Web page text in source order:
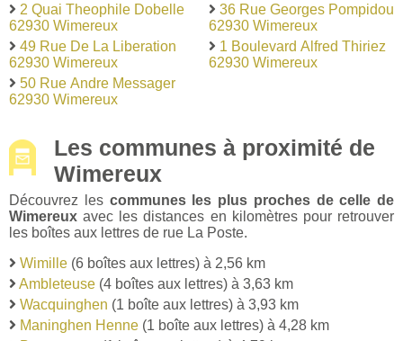
2 Quai Theophile Dobelle
62930 Wimereux
49 Rue De La Liberation
62930 Wimereux
50 Rue Andre Messager
62930 Wimereux
36 Rue Georges Pompidou
62930 Wimereux
1 Boulevard Alfred Thiriez
62930 Wimereux
Les communes à proximité de
Wimereux
Découvrez les communes les plus proches de celle de
Wimereux avec les distances en kilomètres pour retrouver
les boîtes aux lettres de rue La Poste.
Wimille (6 boîtes aux lettres) à 2,56 km
Ambleteuse (4 boîtes aux lettres) à 3,63 km
Wacquinghen (1 boîte aux lettres) à 3,93 km
Maninghen Henne (1 boîte aux lettres) à 4,28 km